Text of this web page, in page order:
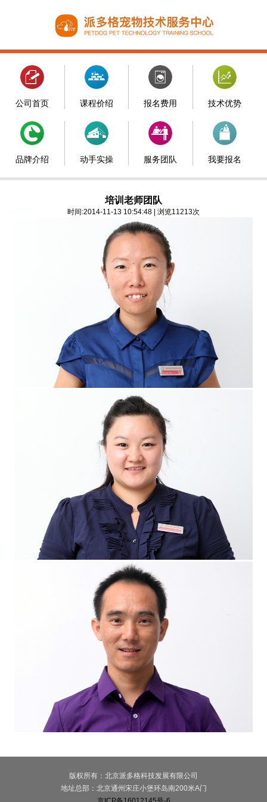
公司首页 课程价绍 报名费用 技术优势
品牌介绍 动手实操 服务团队 我要报名
培训老师团队
时间:2014-11-13 10:54:48 | 浏览11213次
版权所有：北京派多格科技发展有限公司
地址总部：北京通州宋庄小堡环岛南200米A门